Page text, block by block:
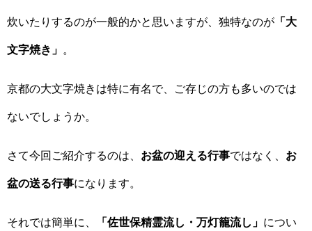
炊いたりするのが一般的かと思いますが、独特なのが 「大
文字焼き」
京都の大文字焼きは特に有名で、ご存じの方も多いのでは
ないでしょうか。
さて今回ご紹介するのは、 お盆の迎える行事ではなく、 お
盆の送る行事になります。
それでは簡単に、 「佐世保精霊流し・万灯籠流し」 につい